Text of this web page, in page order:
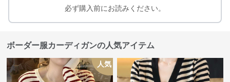
必ず購入前にお読みください。
ボーダー服カーディガンの人気アイテム
人気